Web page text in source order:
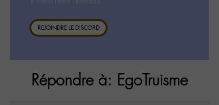
REJOINDRE LE DISCORD
Répondre à: EgoTruisme